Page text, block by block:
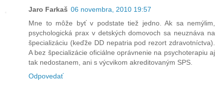
Jaro Farkaš 06 novembra, 2010 19:57
Mne to môže byť v podstate tiež jedno. Ak sa nemýlim,
psychologická prax v detských domovoch sa neuznáva na
špecializáciu (keďže DD nepatria pod rezort zdravotníctva).
A bez špecializácie oficiálne oprávnenie na psychoterapiu aj
tak nedostanem, ani s výcvikom akreditovaným SPS.
Odpovedať